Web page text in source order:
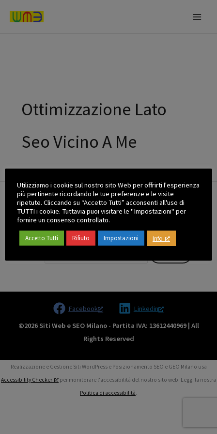
Ottimizzazione Lato
Seo Vicino A Me
Non riusciamo a trovare quello che cerchi. Forse eseguire una ricerca
potrebbe essere di aiuto.
Facebook
Linkedin
©2026 Siti Web e SEO Milano - Partita IVA: 13612440969 | All
Rights Reserved
Realizzazione e Gestione Siti WordPress e Posizionamento SEO e GEO Milano usa
Accessibility Checker
per monitorare l'accessibilità del nostro sito web. Leggi la nostra
Politica di accessibilità.
Utilizziamo i cookie sul nostro sito Web per offrirti l'esperienza
più pertinente ricordando le tue preferenze e le visite
ripetute. Cliccando su “Accetto Tutti” acconsenti all'uso di
TUTTI i cookie. Tuttavia puoi visitare le "Impostazioni" per
fornire un consenso controllato.
Accetto Tutti Rifiuto Impostazioni Info